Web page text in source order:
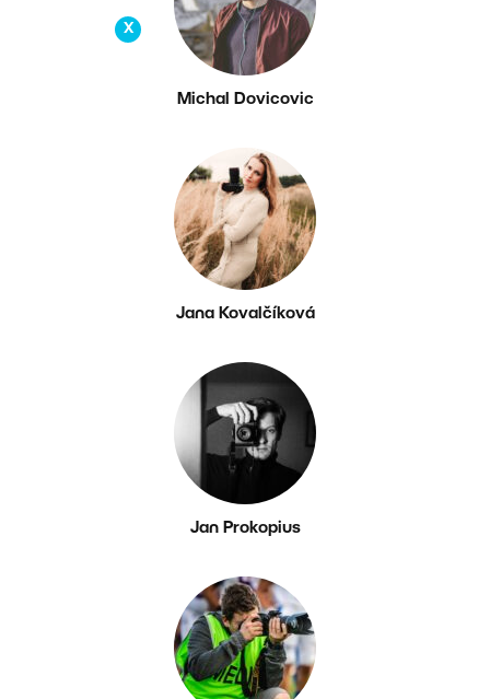
X
Michal Dovicovic
Jana Kovalčíková
Jan Prokopius